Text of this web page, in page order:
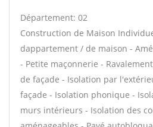
Département: 02
Construction de Maison
dappartement / de maison -
- Petite maçonnerie -
de façade - Isolation par
façade - Isolation phonique -
murs intérieurs - Isolation des